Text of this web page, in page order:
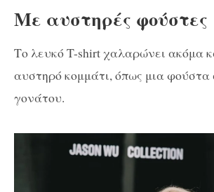
Με αυστηρές φούστες
Το λευκό T-shirt χαλαρώνει ακόμα
αυστηρό κομμάτι, όπως μια φούστα
γονάτου.